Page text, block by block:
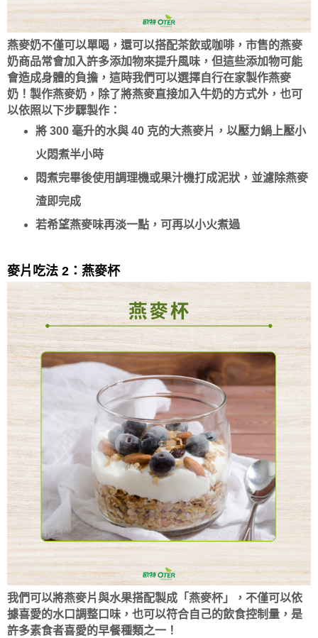
燕麥奶不僅可以單喝，還可以搭配茶飲或咖啡，市售的燕麥
奶商品常會加入許多添加物來提升風味，但這些添加物可能
會造成身體的負擔，這時我們可以選擇自行在家製作燕麥
奶！製作燕麥奶，除了將燕麥直接加入牛奶的方式外，也可
以依照以下步驟製作：
將 300 毫升的水與 40 克的大燕麥片，以壓力鍋上壓小
火悶煮半小時
悶煮完畢後使用調理機或果汁機打成泥狀，並濾除燕麥
渣即完成
若希望燕麥味再淡一點，可再以小火煮過
麥片吃法 2：燕麥杯
我們可以將燕麥片與水果搭配製成「燕麥杯」，不僅可以依
據喜愛的水口調整口味，也可以符合自己的飲食控制量，是
許多素食者喜愛的早餐種類之一！